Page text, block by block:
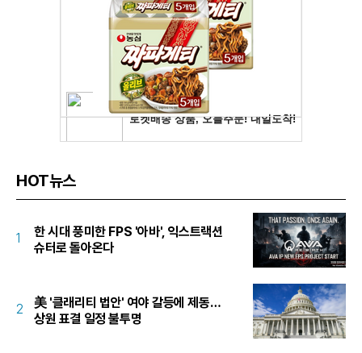
HOT뉴스
1
한 시대 풍미한 FPS '아바', 익스트랙션
슈터로 돌아온다
2
美 '클래리티 법안' 여야 갈등에 제동…
상원 표결 일정 불투명